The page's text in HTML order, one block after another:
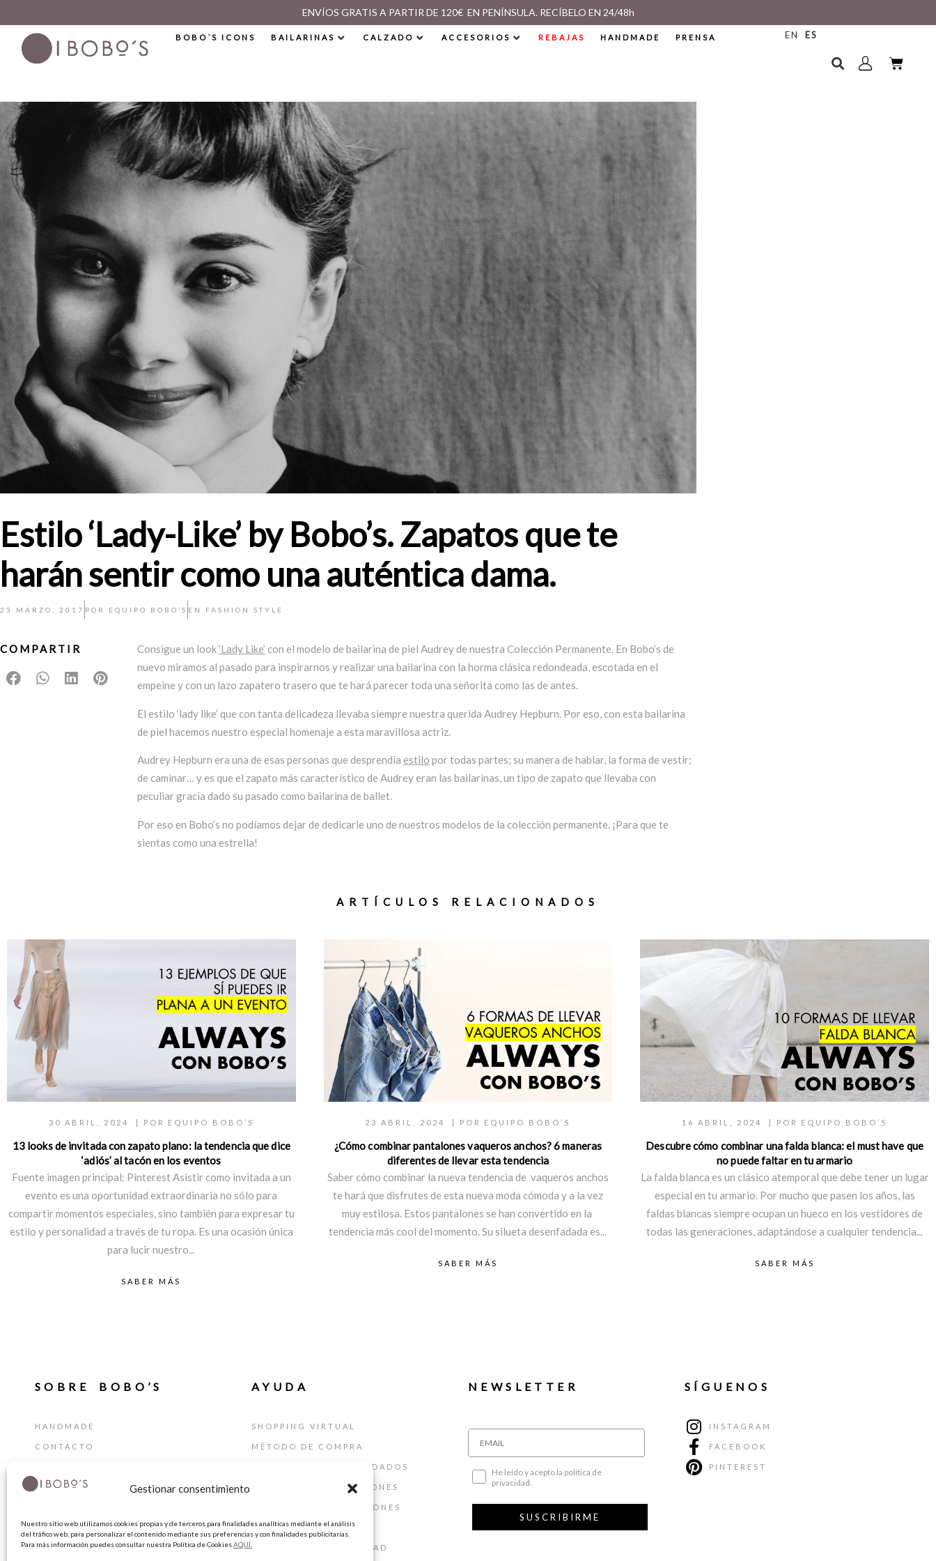
Gestionar consentimiento
Nuestro sitio web utilizamos cookies propias y de terceros para finalidades analíticas mediante el análisis
del tráfico web, para personalizar el contenido mediante sus preferencias y con finalidades publicitarias.
Para más información puedes consultar nuestra Política de CookiesAQUÍ.
ENVÍOS GRATIS A PARTIR DE 120€ EN PENÍNSULA. RECÍBELO EN 24/48h
BOBO´S ICONS BAILARINAS CALZADO ACCESORIOS REBAJAS HANDMADE PRENSA EN ES
Estilo ‘Lady-Like’ by Bobo’s. Zapatos que te
harán sentir como una auténtica dama.
23 MARZO, 2017 POR EQUIPO BOBO’S EN FASHION STYLE
COMPARTIR Consigue un look‘Lady Like’ con el modelo de bailarina de piel Audrey de nuestra Colección Permanente. En Bobo’s de
nuevo miramos al pasado para inspirarnos y realizar una bailarina con la horma clásica redondeada, escotada en el
empeine y con un lazo zapatero trasero que te hará parecer toda una señorita como las de antes.
El estilo ‘lady like’ que con tanta delicadeza llevaba siempre nuestra querida Audrey Hepburn. Por eso, con esta bailarina
de piel hacemos nuestro especial homenaje a esta maravillosa actriz.
Audrey Hepburn era una de esas personas que desprendía estilo por todas partes; su manera de hablar, la forma de vestir;
de caminar… y es que el zapato más característico de Audrey eran las bailarinas, un tipo de zapato que llevaba con
peculiar gracia dado su pasado como bailarina de ballet.
Por eso en Bobo’s no podíamos dejar de dedicarle uno de nuestros modelos de la colección permanente. ¡Para que te
sientas como una estrella!
ARTÍCULOS RELACIONADOS
30 ABRIL, 2024 | POR EQUIPO BOBO’S
13 looks de invitada con zapato plano: la tendencia que dice
‘adiós’ al tacón en los eventos
Fuente imagen principal: Pinterest Asistir como invitada a un
evento es una oportunidad extraordinaria no sólo para
compartir momentos especiales, sino también para expresar tu
estilo y personalidad a través de tu ropa. Es una ocasión única
para lucir nuestro...
SABER MÁS
23 ABRIL, 2024 | POR EQUIPO BOBO’S
¿Cómo combinar pantalones vaqueros anchos? 6 maneras
diferentes de llevar esta tendencia
Saber cómo combinar la nueva tendencia de vaqueros anchos
te hará que disfrutes de esta nueva moda cómoda y a la vez
muy estilosa. Estos pantalones se han convertido en la
tendencia más cool del momento. Su silueta desenfadada es...
SABER MÁS
16 ABRIL, 2024 | POR EQUIPO BOBO’S
Descubre cómo combinar una falda blanca: el must have que
no puede faltar en tu armario
La falda blanca es un clásico atemporal que debe tener un lugar
especial en tu armario. Por mucho que pasen los años, las
faldas blancas siempre ocupan un hueco en los vestidores de
todas las generaciones, adaptándose a cualquier tendencia...
SABER MÁS
SOBRE BOBO’S
HANDMADE
CONTACTO
TARJETA REGALO
AYUDA
SHOPPING VIRTUAL
MÉTODO DE COMPRA
GUÍA DE TALLAS Y CUIDADOS
CAMBIOS Y DEVOLUCIONES
TÉRMINIOS Y CONDICIONES
AVISO LEGAL
POLÍTICA DE PRIVACIDAD
NEWSLETTER
He leído y acepto la política de
privacidad.
SUSCRIBIRME
SÍGUENOS
INSTAGRAM
FACEBOOK
PINTEREST